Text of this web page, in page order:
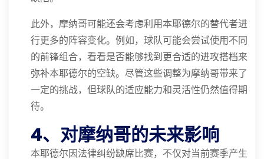
此外，摩纳哥可能还会考虑利用本耶德尔的替代者进
行更多的阵容变化。例如，球队可能会尝试使用不同
的前锋组合，看看是否能够找到更合适的进攻搭档来
弥补本耶德尔的空缺。尽管这些调整为摩纳哥带来了
一定的挑战，但球队的适应能力和灵活性仍然值得期
待。
4、对摩纳哥的未来影响
本耶德尔因法律纠纷缺席比赛，不仅对当前赛季产生